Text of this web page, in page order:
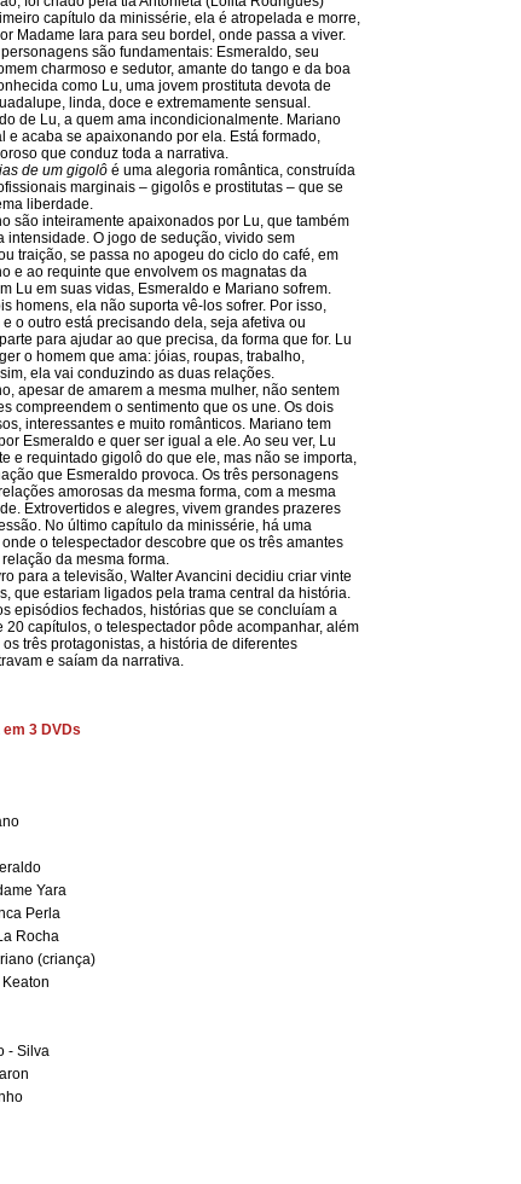
capítulo da minissérie, ela é atropelada e morre,
Madame Iara para seu bordel, onde passa a viver.
são fundamentais: Esmeraldo, seu
charmoso e sedutor, amante do tango e da boa
como Lu, uma jovem prostituta devota de
linda, doce e extremamente sensual.
de Lu, a quem ama incondicionalmente. Mariano
e acaba se apaixonando por ela. Está formado,
que conduz toda a narrativa.
de um gigolô é uma alegoria romântica, construída
marginais – gigolôs e prostitutas – que se
liberdade.
são inteiramente apaixonados por Lu, que também
intensidade. O jogo de sedução, vivido sem
traição, se passa no apogeu do ciclo do café, em
e ao requinte que envolvem os magnatas da
Lu em suas vidas, Esmeraldo e Mariano sofrem.
homens, ela não suporta vê-los sofrer. Por isso,
o outro está precisando dela, seja afetiva ou
para ajudar ao que precisa, da forma que for. Lu
o homem que ama: jóias, roupas, trabalho,
ela vai conduzindo as duas relações.
apesar de amarem a mesma mulher, não sentem
compreendem o sentimento que os une. Os dois
interessantes e muito românticos. Mariano tem
Esmeraldo e quer ser igual a ele. Ao seu ver, Lu
e requintado gigolô do que ele, mas não se importa,
que Esmeraldo provoca. Os três personagens
amorosas da mesma forma, com a mesma
Extrovertidos e alegres, vivem grandes prazeres
No último capítulo da minissérie, há uma
o telespectador descobre que os três amantes
da mesma forma.
para a televisão, Walter Avancini decidiu criar vinte
que estariam ligados pela trama central da história.
episódios fechados, histórias que se concluíam a
20 capítulos, o telespectador pôde acompanhar, além
três protagonistas, a história de diferentes
e saíam da narrativa.
3 DVDs
Yara
Perla
Rocha
(criança)
- Silva